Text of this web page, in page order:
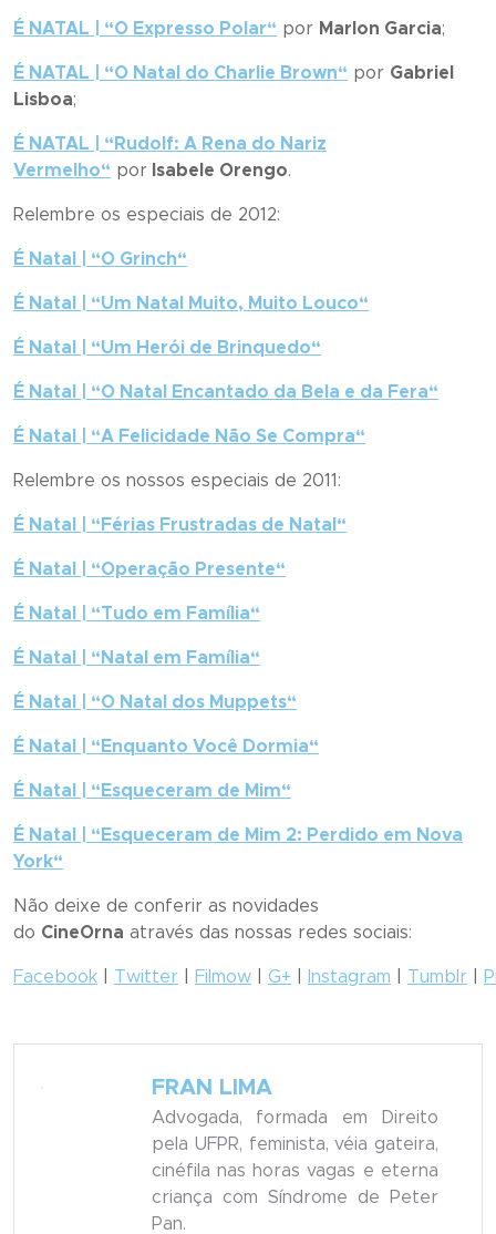
É NATAL | “O Expresso Polar“ por Marlon Garcia;
É NATAL | “O Natal do Charlie Brown“ por Gabriel
Lisboa;
É NATAL | “ Rudolf: A Rena do Nariz
Vermelho“ por Isabele Orengo.
Relembre os especiais de 2012:
É Natal | “O Grinch“
É Natal | “Um Natal Muito, Muito Louco“
É Natal | “Um Herói de Brinquedo“
É Natal | “O Natal Encantado da Bela e da Fera“
É Natal | “A Felicidade Não Se Compra“
Relembre os nossos especiais de 2011:
É Natal | “ Férias Frustradas de Natal “
É Natal | “Operação Presente“
É Natal | “Tudo em Família“
É Natal | “ Natal em Família“
É Natal | “O Natal dos Muppets“
É Natal | “ Enquanto Você Dormia“
É Natal | “ Esqueceram de Mim“
É Natal | “ Esqueceram de Mim 2: Perdido em Nova
York“
Não deixe de conferir as novidades
do CineOrna através das nossas redes sociais:
Facebook Twitter Filmow G+ Instagram Tumblr
FRAN LIMA
Advogada, formada em Direito
pela UFPR, feminista, véia gateira,
cinéfila nas horas vagas e eterna
criança com Síndrome de Peter
Pan.